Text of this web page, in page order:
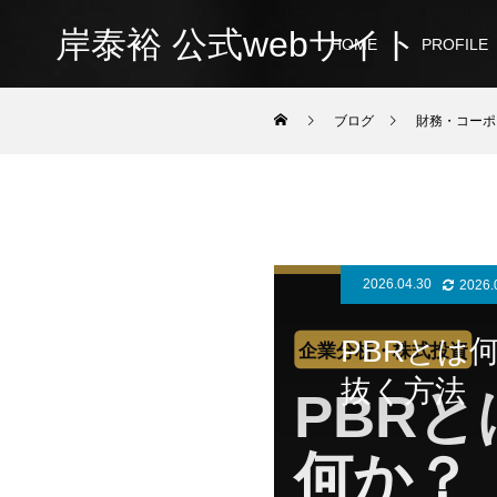
岸泰裕 公式webサイト
HOME PROFILE
ブログ 財務・コー
2026.04.30
PBRとは
抜く方法